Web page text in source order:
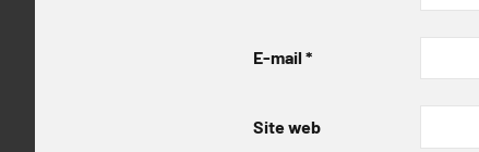
E-mail *
Site web